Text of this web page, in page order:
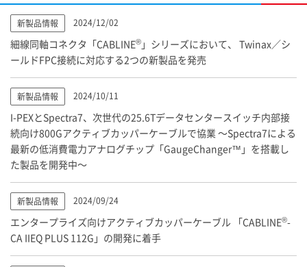
新製品情報 2024/12/02
細線同軸コネクタ「CABLINE® 」シリーズにおいて、 Twinax／シ
ールドFPC接続に対応する2つの新製品を発売
新製品情報 2024/10/11
I-PEXとSpectra7、次世代の25.6Tデータセンタースイッチ内部接
続向け800Gアクティブカッパーケーブルで協業 ～Spectra7による
最新の低消費電力アナログチップ「GaugeChanger™」を搭載し
た製品を開発中～
新製品情報 2024/09/24
エンタープライズ向けアクティブカッパーケーブル 「CABLINE®-
CA IIEQ PLUS 112G」の開発に着手